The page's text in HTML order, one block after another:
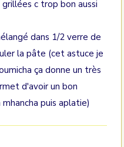
c trop bon aussi
dans 1/2 verre de
la pâte (cet astuce je
ça donne un très
d'avoir un bon
puis aplatie)